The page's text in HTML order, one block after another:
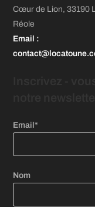
onglet
onglet
un
nouvel
onglet
Cœur de Lion, 33190
Réole
Email :
Email*
Nom